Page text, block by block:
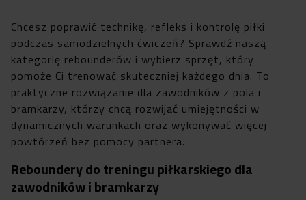
Chcesz poprawić technikę, refleks i kontrolę piłki
podczas samodzielnych ćwiczeń? Sprawdź naszą
kategorię rebounderów i wybierz sprzęt, który
pomoże Ci trenować skuteczniej każdego dnia. To
praktyczne rozwiązanie dla zawodników z pola i
bramkarzy, którzy chcą rozwijać umiejętności w
dynamicznych warunkach oraz wykonywać więcej
powtórzeń bez pomocy partnera.
Reboundery do treningu piłkarskiego dla
zawodników i bramkarzy